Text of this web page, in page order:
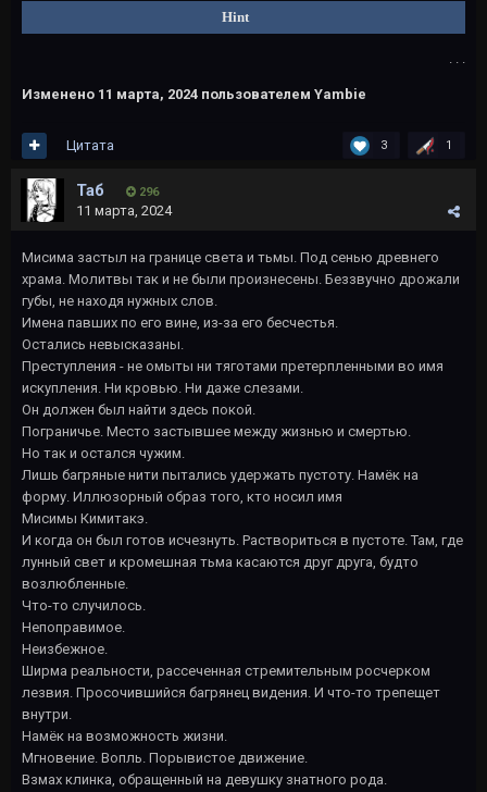
Hint
Изменено 11 марта, 2024 пользователем Yambie
3 1
Цитата
Таб 296
11 марта, 2024
Мисима застыл на границе света и тьмы. Под сенью древнего
храма. Молитвы так и не были произнесены. Беззвучно дрожали
губы, не находя нужных слов.
Имена павших по его вине, из-за его бесчестья.
Остались невысказаны.
Преступления - не омыты ни тяготами претерпленными во имя
искупления. Ни кровью. Ни даже слезами.
Он должен был найти здесь покой.
Пограничье. Место застывшее между жизнью и смертью.
Но так и остался чужим.
Лишь багряные нити пытались удержать пустоту. Намёк на
форму. Иллюзорный образ того, кто носил имя
Мисимы Кимитакэ.
И когда он был готов исчезнуть. Раствориться в пустоте. Там, где
лунный свет и кромешная тьма касаются друг друга, будто
возлюбленные.
Что-то случилось.
Непоправимое.
Неизбежное.
Ширма реальности, рассеченная стремительным росчерком
лезвия. Просочившийся багрянец видения. И что-то трепещет
внутри.
Намёк на возможность жизни.
Мгновение. Вопль. Порывистое движение.
Взмах клинка, обращенный на девушку знатного рода.